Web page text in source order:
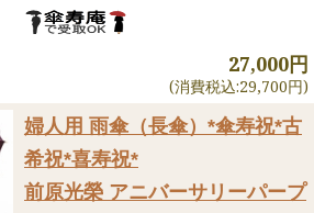
27,000円
(消費税込:29,700円)
婦人用 雨傘（長傘） *傘寿祝*古
希祝*喜寿祝*
前原光榮 アニバーサリーパープ